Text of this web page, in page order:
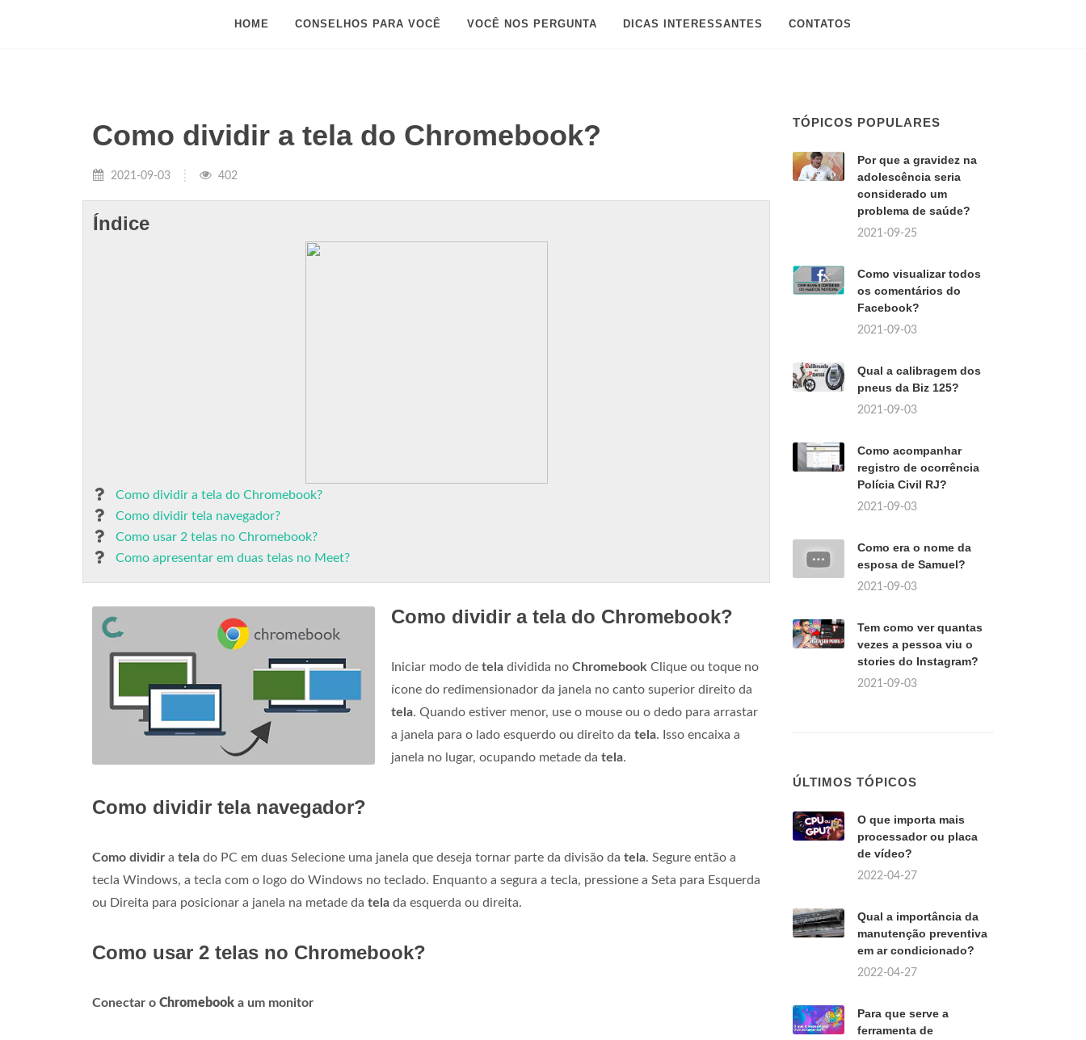
HOME CONSELHOS PARA VOCÊ VOCÊ NOS PERGUNTA DICAS INTERESSANTES CONTATOS
Como dividir a tela do Chromebook?
2021-09-03 402
Índice
Como dividir a tela do Chromebook?
Como dividir tela navegador?
Como usar 2 telas no Chromebook?
Como apresentar em duas telas no Meet?
Como dividir a tela do Chromebook?
Iniciar modo de tela dividida no Chromebook Clique ou toque no
ícone do redimensionador da janela no canto superior direito da
tela. Quando estiver menor, use o mouse ou o dedo para arrastar
a janela para o lado esquerdo ou direito da tela. Isso encaixa a
janela no lugar, ocupando metade da tela.
Como dividir tela navegador?
Como dividir a tela do PC em duas Selecione uma janela que deseja tornar parte da divisão da tela. Segure então a
tecla Windows, a tecla com o logo do Windows no teclado. Enquanto a segura a tecla, pressione a Seta para Esquerda
ou Direita para posicionar a janela na metade da tela da esquerda ou direita.
Como usar 2 telas no Chromebook?
Conectar o Chromebook a um monitor
TÓPICOS POPULARES
Por que a gravidez na
adolescência seria
considerado um
problema de saúde?
2021-09-25
Como visualizar todos
os comentários do
Facebook?
2021-09-03
Qual a calibragem dos
pneus da Biz 125?
2021-09-03
Como acompanhar
registro de ocorrência
Polícia Civil RJ?
2021-09-03
Como era o nome da
esposa de Samuel?
2021-09-03
Tem como ver quantas
vezes a pessoa viu o
stories do Instagram?
2021-09-03
ÚLTIMOS TÓPICOS
O que importa mais
processador ou placa
de vídeo?
2022-04-27
Qual a importância da
manutenção preventiva
em ar condicionado?
2022-04-27
Para que serve a
ferramenta de